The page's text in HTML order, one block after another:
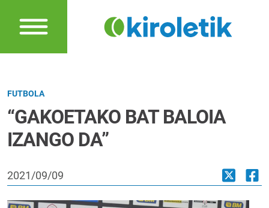
FUTBOLA
“GAKOETAKO BAT BALOIA
IZANGO DA”
2021/09/09